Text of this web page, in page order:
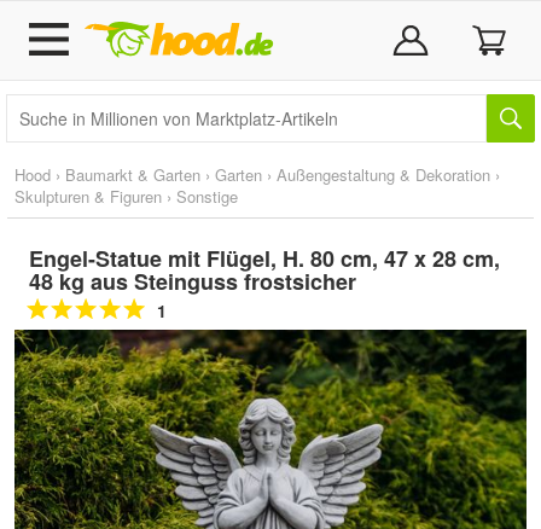
Hood › Baumarkt & Garten › Garten › Außengestaltung & Dekoration ›
Skulpturen & Figuren › Sonstige
Engel-Statue mit Flügel, H. 80 cm, 47 x 28 cm,
48 kg aus Steinguss frostsicher
1